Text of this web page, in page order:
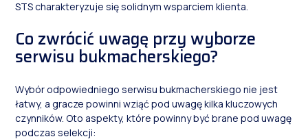
STS charakteryzuje się solidnym wsparciem klienta.
Co zwrócić uwagę przy wyborze
serwisu bukmacherskiego?
Wybór odpowiedniego serwisu bukmacherskiego nie jest
łatwy, a gracze powinni wziąć pod uwagę kilka kluczowych
czynników. Oto aspekty, które powinny być brane pod uwagę
podczas selekcji: